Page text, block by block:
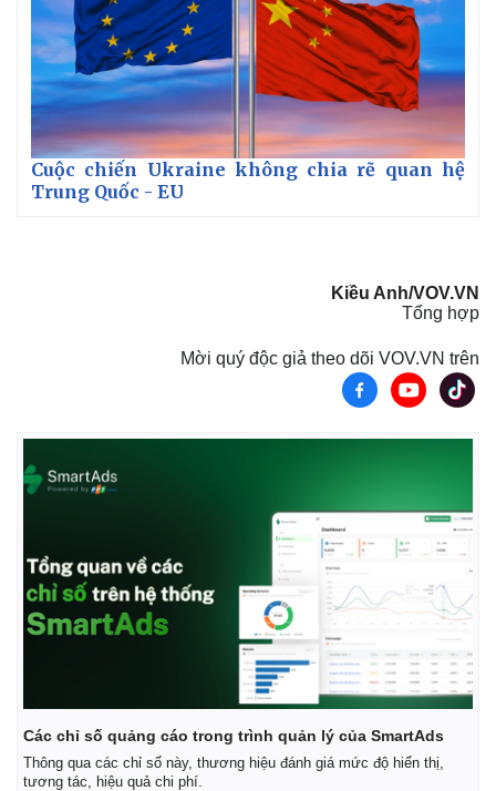
Cuộc chiến Ukraine không chia rẽ quan hệ
Trung Quốc - EU
Kiều Anh/VOV.VN
Tổng hợp
Mời quý độc giả theo dõi VOV.VN trên
Các chỉ số quảng cáo trong trình quản lý của SmartAds
Thông qua các chỉ số này, thương hiệu đánh giá mức độ hiển thị,
tương tác, hiệu quả chi phí.